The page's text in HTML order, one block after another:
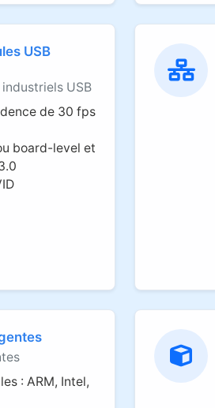
USB
USB
de 30 fps
board-level et
: ARM, Intel,